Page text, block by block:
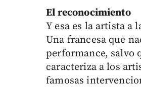
El reconocimiento
Y esa es la artista a
Una francesa que
performance, salvo
caracteriza a los
famosas